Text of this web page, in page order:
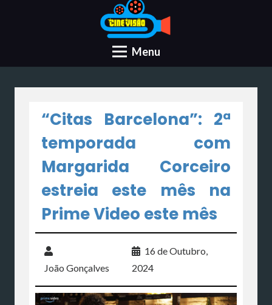
Menu
“Citas Barcelona”: 2ª
temporada com
Margarida Corceiro
estreia este mês na
Prime Video este mês
João Gonçalves
16 de Outubro,
2024